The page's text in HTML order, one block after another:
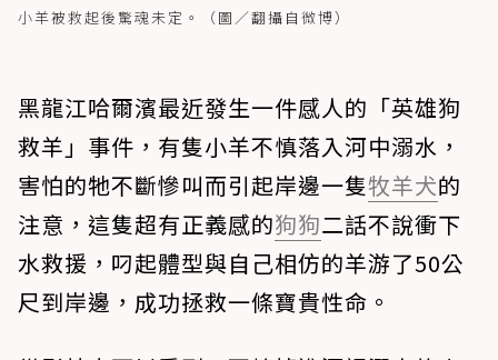
小羊被救起後驚魂未定。（圖／翻攝自微博）
黑龍江哈爾濱最近發生一件感人的「英雄狗
救羊」事件，有隻小羊不慎落入河中溺水，
害怕的牠不斷慘叫而引起岸邊一隻牧羊犬的
注意，這隻超有正義感的狗狗二話不說衝下
水救援，叼起體型與自己相仿的羊游了50公
尺到岸邊，成功拯救一條寶貴性命。